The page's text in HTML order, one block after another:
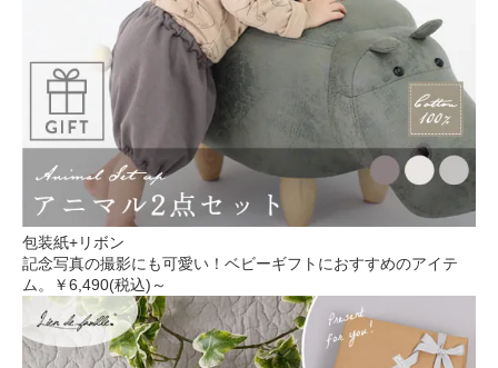
包装紙+リボン
記念写真の撮影にも可愛い！ベビーギフトにおすすめのアイテ
ム。
￥6,490(税込)～